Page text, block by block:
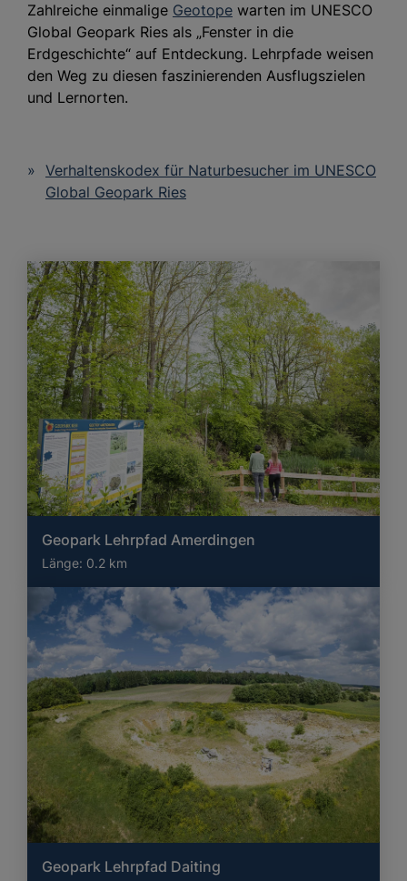
Zahlreiche einmalige Geotope warten im UNESCO
Global Geopark Ries als „Fenster in die
Erdgeschichte“ auf Entdeckung. Lehrpfade weisen
den Weg zu diesen faszinierenden Ausflugszielen
und Lernorten.
Verhaltenskodex für Naturbesucher im UNESCO
Global Geopark Ries
Geopark Lehrpfad Amerdingen
Länge: 0.2 km
Geopark Lehrpfad Daiting